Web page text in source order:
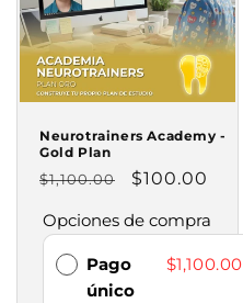
Neurotrainers Academy -
Gold Plan
Regular
$1,100.00
Sale
$100.00
Opciones de compra
Pago
único
$1,100.00